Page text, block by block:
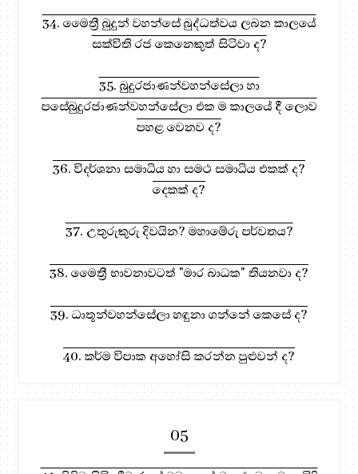
34. මෛත්‍රී බුදුන් වහන්සේ බුද්ධත්වය ලබන කාලයේ
සක්විති රජ කෙනෙකුත් සිටිවා ද?
35. බුදුරජාණන්වහන්සේලා හා
පසේබුදුරජාණන්වහන්සේලා එක ම කාලයේ දී ලොව
පහළ වෙනව ද?
36. විදර්ශනා සමාධිය හා සමථ සමාධිය එකක් ද?
දෙකක් ද?
37. උතුරුකුරු දිවයින? මහාමේරු පර්වතය?
38. මෛත්‍රී භාවනාවටත් "මාර බාධක" තියනවා ද?
39. ධාතූන්වහන්සේලා හඳුනා ගන්නේ කෙසේ ද?
40. කර්ම විපාක අහෝසි කරන්න පුළුවන් ද?
05